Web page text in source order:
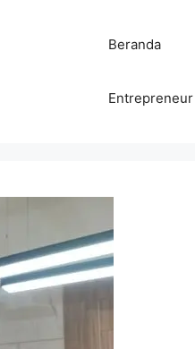
Beranda
Entrepreneur